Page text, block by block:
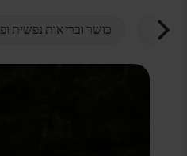
כושר ובריאות נפשית